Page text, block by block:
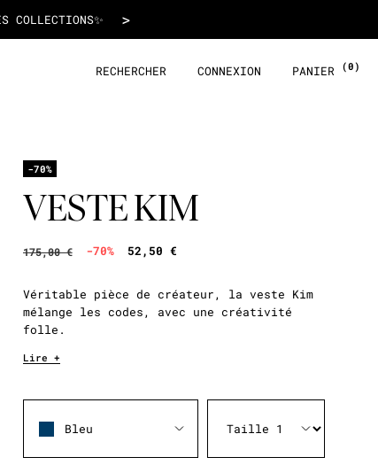
>
RECHERCHER CONNEXION PANIER (0)
-70%
VESTE KIM
175,00 € -70% 52,50 €
Véritable pièce de créateur, la veste Kim
mélange les codes, avec une créativité
folle.
Lire +
Bleu